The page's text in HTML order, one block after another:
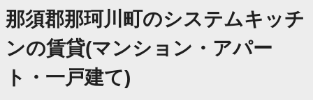
那須郡那珂川町のシステムキッチ
ンの賃貸(マンション・アパー
ト・一戸建て)